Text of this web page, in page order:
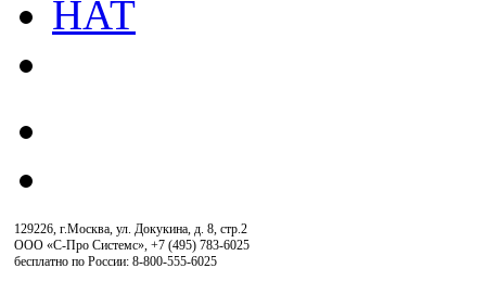
129226, г.Москва, ул. Докукина, д. 8, стр.2
ООО «С-Про Системс», +7 (495) 783-6025
бесплатно по России: 8-800-555-6025